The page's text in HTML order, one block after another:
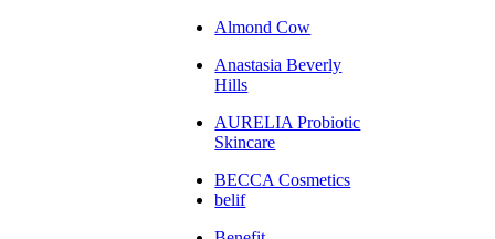
Almond Cow
Anastasia Beverly
Hills
AURELIA Probiotic
Skincare
BECCA Cosmetics
belif